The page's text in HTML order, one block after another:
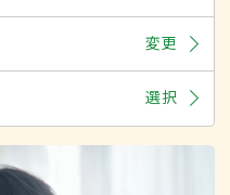
変更
選択